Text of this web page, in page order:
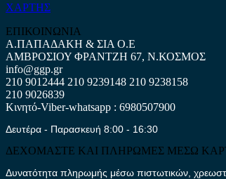
ΧΑΡΤΗΣ
ΕΠΙΚΟΙΝΩΝΙΑ
Α.ΠΑΠΑΔΑΚΗ & ΣΙΑ Ο.Ε
ΑΜΒΡΟΣΙΟΥ ΦΡΑΝΤΖΗ 67, Ν.ΚΟΣΜΟΣ
info@ggp.gr
210 9012444 210 9239148 210 9238158
210 9026839
Κινητό-Viber-whatsapp : 6980507900
Δευτέρα - Παρασκευή 8:00 - 16:30
ΔΕΧΟΜΑΣΤΕ ΚΑΙ ΠΛΗΡΩΜΕΣ ΜΕΣΩ
Δυνατότητα πληρωμής μέσω πιστωτικών,